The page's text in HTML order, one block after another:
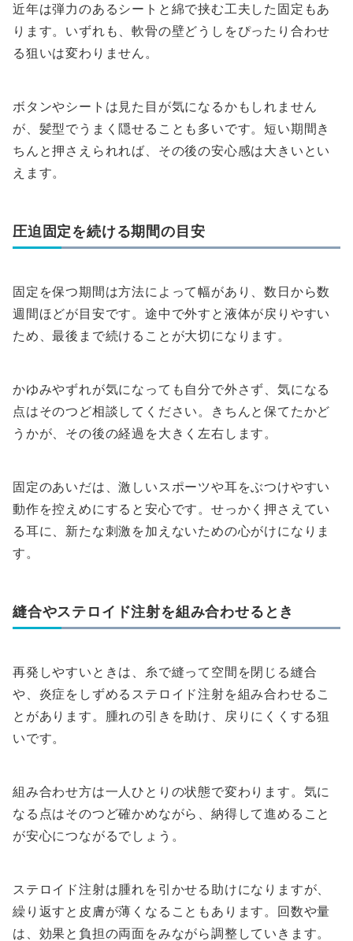
近年は弾力のあるシートと綿で挟む工夫した固定もあ
ります。いずれも、軟骨の壁どうしをぴったり合わせ
る狙いは変わりません。
ボタンやシートは見た目が気になるかもしれません
が、髪型でうまく隠せることも多いです。短い期間き
ちんと押さえられれば、その後の安心感は大きいとい
えます。
圧迫固定を続ける期間の目安
固定を保つ期間は方法によって幅があり、数日から数
週間ほどが目安です。途中で外すと液体が戻りやすい
ため、最後まで続けることが大切になります。
かゆみやずれが気になっても自分で外さず、気になる
点はそのつど相談してください。きちんと保てたかど
うかが、その後の経過を大きく左右します。
固定のあいだは、激しいスポーツや耳をぶつけやすい
動作を控えめにすると安心です。せっかく押さえてい
る耳に、新たな刺激を加えないための心がけになりま
す。
縫合やステロイド注射を組み合わせるとき
再発しやすいときは、糸で縫って空間を閉じる縫合
や、炎症をしずめるステロイド注射を組み合わせるこ
とがあります。腫れの引きを助け、戻りにくくする狙
いです。
組み合わせ方は一人ひとりの状態で変わります。気に
なる点はそのつど確かめながら、納得して進めること
が安心につながるでしょう。
ステロイド注射は腫れを引かせる助けになりますが、
繰り返すと皮膚が薄くなることもあります。回数や量
は、効果と負担の両面をみながら調整していきます。